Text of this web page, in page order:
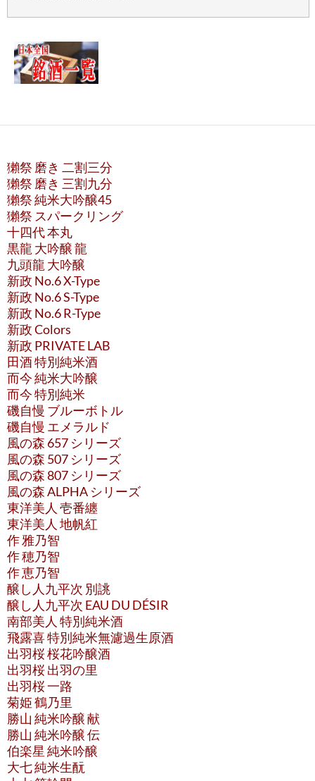
獺祭 磨き 二割三分
獺祭 磨き 三割九分
獺祭 純米大吟醸45
獺祭 スパークリング
十四代 本丸
黒龍 大吟醸 龍
九頭龍 大吟醸
新政 No.6 X-Type
新政 No.6 S-Type
新政 No.6 R-Type
新政 Colors
新政 PRIVATE LAB
田酒 特別純米酒
而今 純米大吟醸
而今 特別純米
磯自慢 ブルーボトル
磯自慢 エメラルド
風の森 657 シリーズ
風の森 507 シリーズ
風の森 807 シリーズ
風の森 ALPHA シリーズ
東洋美人 壱番纏
東洋美人 地帆紅
作 雅乃智
作 穂乃智
作 恵乃智
醸し人九平次 別誂
醸し人九平次 EAU DU DÉSIR
南部美人 特別純米酒
飛露喜 特別純米無濾過生原酒
出羽桜 桜花吟醸酒
出羽桜 出羽の里
出羽桜 一路
菊姫 鶴乃里
勝山 純米吟醸 献
勝山 純米吟醸 伝
伯楽星 純米吟醸
大七 純米生酛